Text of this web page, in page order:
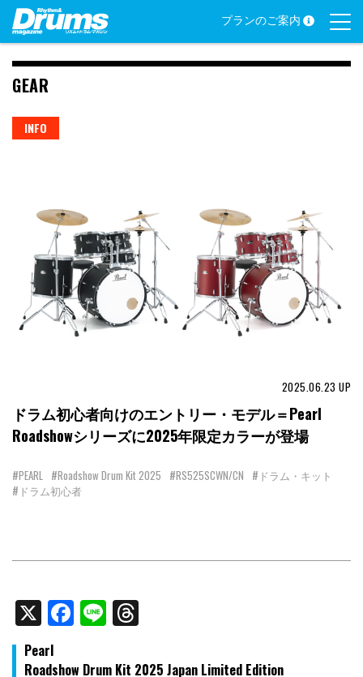
Skip
content
プランのご案内
GEAR
INFO
2025.06.23 UP
ドラム初心者向けのエントリー・モデル＝Pearl
Roadshowシリーズに2025年限定カラーが登場
#PEARL #Roadshow Drum Kit 2025 #RS525SCWN/CN #ドラム・キット
#ドラム初心者
X Facebook
Line
Pearl
Roadshow Drum Kit 2025 Japan Limited Edition